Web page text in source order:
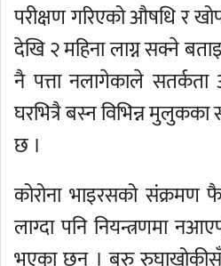
परीक्षण गरिएको औषधि र
देखि २ महिना लाग्न सक्ने
नै पत्ता नलागेकाले
घरभित्रै बस्न विभिन्न
छ ।
कोरोना भाइरसको संक्रमण
लाग्दा पनि नियन्त्रणमा